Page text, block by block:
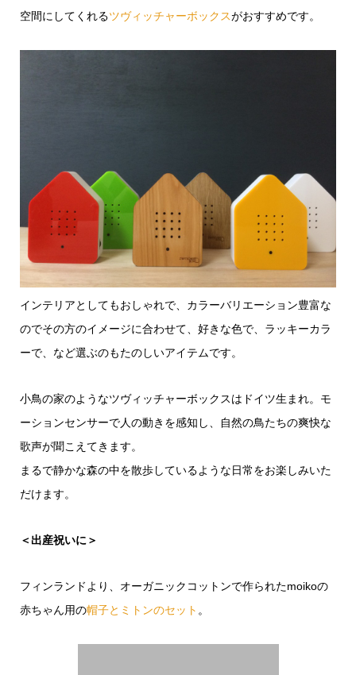
空間にしてくれるツヴィッチャーボックスがおすすめです。
インテリアとしてもおしゃれで、カラーバリエーション豊富な
のでその方のイメージに合わせて、好きな色で、ラッキーカラ
ーで、など選ぶのもたのしいアイテムです。
小鳥の家のようなツヴィッチャーボックスはドイツ生まれ。モ
ーションセンサーで人の動きを感知し、自然の鳥たちの爽快な
歌声が聞こえてきます。
まるで静かな森の中を散歩しているような日常をお楽しみいた
だけます。
＜出産祝いに＞
フィンランドより、オーガニックコットンで作られたmoikoの
赤ちゃん用の帽子とミトンのセット 。